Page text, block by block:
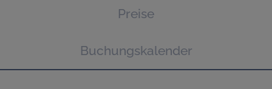
Preise
Buchungskalender